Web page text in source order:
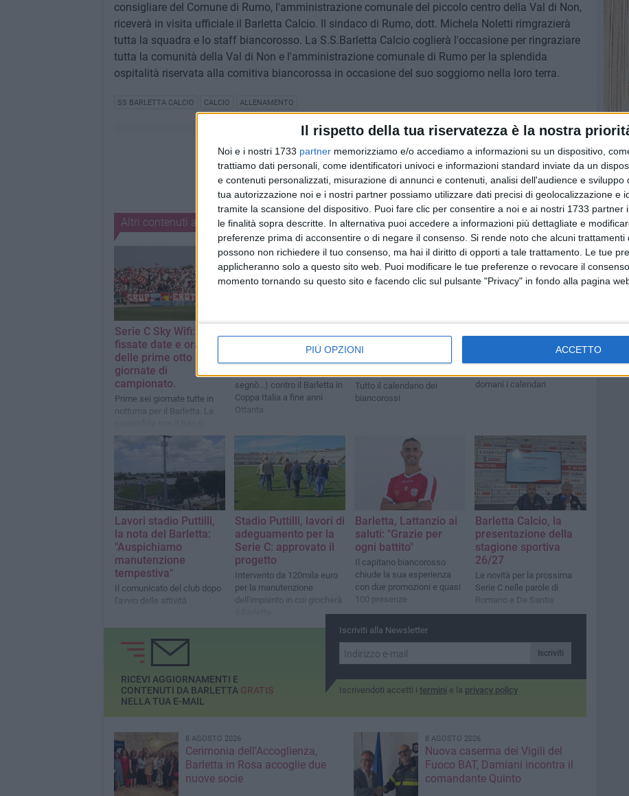
Il rispetto della tua riservatezza è la nostra
Noi e i nostri 1733 partner memorizziamo e/o accediamo a informazioni su un dispositivo,
trattiamo dati personali, come identificatori univoci e informazioni standard inviate da un
e contenuti personalizzati, misurazione di annunci e contenuti, analisi dell'audience e sviluppo
tua autorizzazione noi e i nostri partner possiamo utilizzare dati precisi di geolocalizzazione e
tramite la scansione del dispositivo. Puoi fare clic per consentire a noi e ai nostri 1733 partner
le finalità sopra descritte. In alternativa puoi accedere a informazioni più dettagliate e
preferenze prima di acconsentire o di negare il consenso. Si rende noto che alcuni trattamenti
possono non richiedere il tuo consenso, ma hai il diritto di opporti a tale trattamento. Le tue
applicheranno solo a questo sito web. Puoi modificare le tue preferenze o revocare il
momento tornando su questo sito e facendo clic sul pulsante "Privacy" in fondo alla pagina
PIÙ OPZIONI ACCETTO
consigliare del Comune di Rumo, l'amministrazione comunale del piccolo centro della Val di Non,
riceverà in visita ufficiale il Barletta Calcio. Il sindaco di Rumo, dott. Michela Noletti rimgrazierà
tutta la squadra e lo staff biancorosso. La S.S.Barletta Calcio coglierà l'occasione per ringraziare
tutta la comunità della Val di Non e l'amministrazione comunale di Rumo per la splendida
ospitalità riservata alla comitiva biancorossa in occasione del suo soggiorno nella loro terra.
SS BARLETTA CALCIO CALCIO ALLENAMENTO
Altri contenuti a tema
Serie C Sky Wifi:
fissate date e orari
delle prime otto
giornate di
campionato.
Prime sei giornate tutte in
notturna per il Barletta. La
giocheràvenerdì 28 agosto
alle ore 21. Contro il Potenza
settembre.
piange l'immenso
segnò...) contro il Barletta in
Coppa Italia a fine anni
Ottanta
esordio a Caserta.
Prima in casa contro il
Tutto il calendario dei
biancorossi
inserito nel girone C
domani i calendari
Lavori stadio Puttilli,
la nota del Barletta:
"Auspichiamo
manutenzione
tempestiva"
Il comunicato del club dopo
l'avvio delle attività
Stadio Puttilli, lavori di
adeguamento per la
Serie C: approvato il
progetto
Intervento da 120mila euro
per la manutenzione
dell'impianto in cui giocherà
Barletta, Lattanzio ai
saluti: "Grazie per
ogni battito"
Il capitano biancorosso
chiude la sua esperienza
con due promozioni e quasi
100 presenze
Barletta Calcio, la
presentazione della
stagione sportiva
26/27
Le novità per la prossima
Serie C nelle parole di
Romano e De Santis
Iscriviti alla Newsletter
Iscriviti
Iscrivendoti accetti i termini e la privacy policy
RICEVI AGGIORNAMENTI E
CONTENUTI DA BARLETTA GRATIS
NELLA TUA E-MAIL
8 AGOSTO 2026
Cerimonia dell'Accoglienza,
Barletta in Rosa accoglie due
nuove socie
8 AGOSTO 2026
Nuova caserma dei Vigili del
Fuoco BAT, Damiani incontra il
comandante Quinto